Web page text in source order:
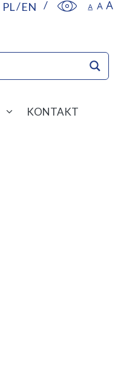
PL EN
KONTAKT